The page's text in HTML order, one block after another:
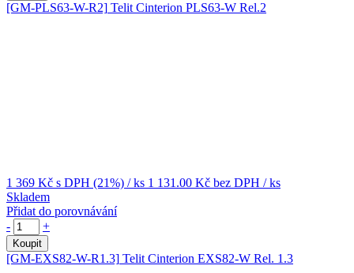
[GM-PLS63-W-R2] Telit Cinterion PLS63-W Rel.2
1 369 Kč s DPH (21%) / ks 1 131.00 Kč bez DPH / ks
Skladem
Přidat do porovnávání
-
+
Koupit
[GM-EXS82-W-R1.3] Telit Cinterion EXS82-W Rel. 1.3